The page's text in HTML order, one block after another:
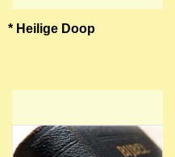
* Heilige Doop